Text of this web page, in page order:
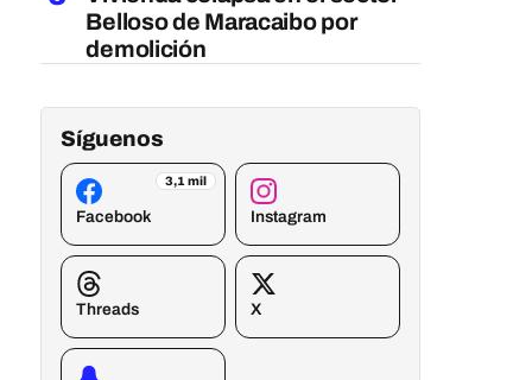
Belloso de Maracaibo por
demolición
Síguenos
3,1 mil
Facebook Instagram
Threads X